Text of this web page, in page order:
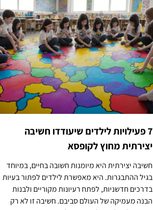
7 פעילויות לילדים שיעודדו חשיבה
יצירתית מחוץ לקופסא
חשיבה יצירתית היא מיומנות חשובה בחיים, במיוחד
בגיל ההתבגרות. היא מאפשרת לילדים לפתור בעיות
בדרכים חדשניות, לפתח רעיונות מקוריים ולבנות
הבנה מעמיקה של העולם סביבם. חשיבה זו לא רק